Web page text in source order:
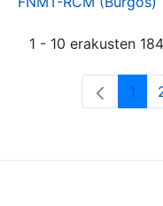
1 - 10 erakusten
1